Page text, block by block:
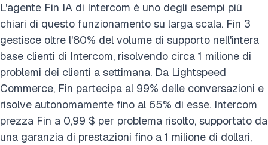
L'agente Fin IA di Intercom è uno degli esempi più
chiari di questo funzionamento su larga scala. Fin 3
gestisce oltre l'80% del volume di supporto nell'intera
base clienti di Intercom, risolvendo circa 1 milione di
problemi dei clienti a settimana. Da Lightspeed
Commerce, Fin partecipa al 99% delle conversazioni e
risolve autonomamente fino al 65% di esse. Intercom
prezza Fin a 0,99 $ per problema risolto, supportato da
una garanzia di prestazioni fino a 1 milione di dollari,